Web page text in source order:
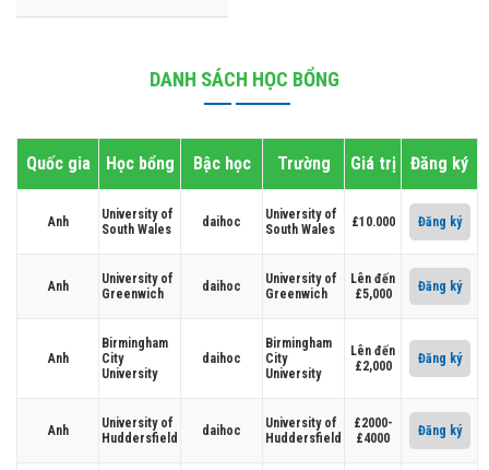
DANH SÁCH HỌC BỔNG
Quốc gia Học bổng Bậc học Trường Giá trị Đăng ký
Anh
University of
South Wales
daihoc
University of
South Wales
£10.000 Đăng ký
Anh
University of
Greenwich
daihoc
University of
Greenwich
Lên đến
£5,000
Đăng ký
Anh
Birmingham
City
University
daihoc
Birmingham
City
University
Lên đến
£2,000
Đăng ký
Anh
University of
Huddersfield
daihoc
University of
Huddersfield
£2000-
£4000
Đăng ký